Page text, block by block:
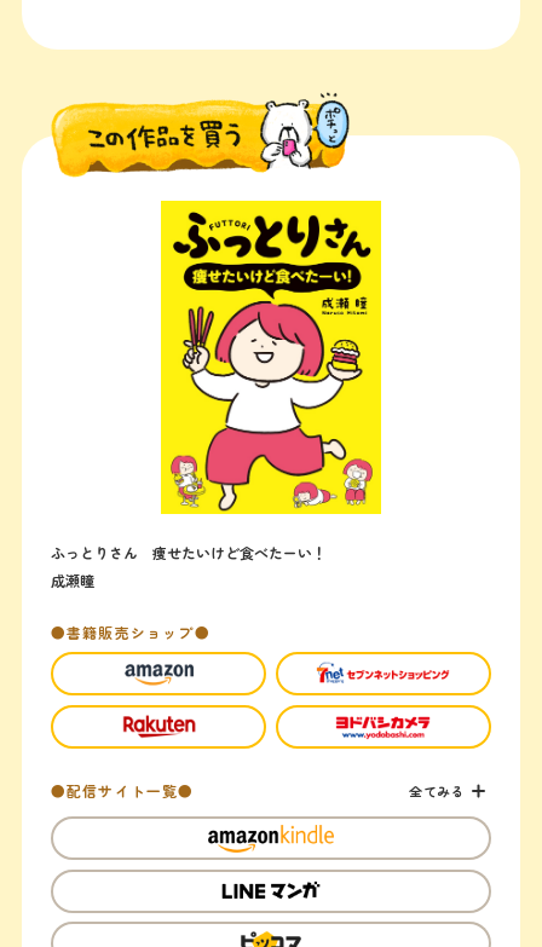
ふっとりさん 痩せたいけど食べたーい！
成瀬瞳
●書籍販売ショップ●
●配信サイト一覧● 全てみる